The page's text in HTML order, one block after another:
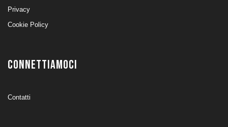
Privacy
Cookie Policy
CONNETTIAMOCI
Contatti